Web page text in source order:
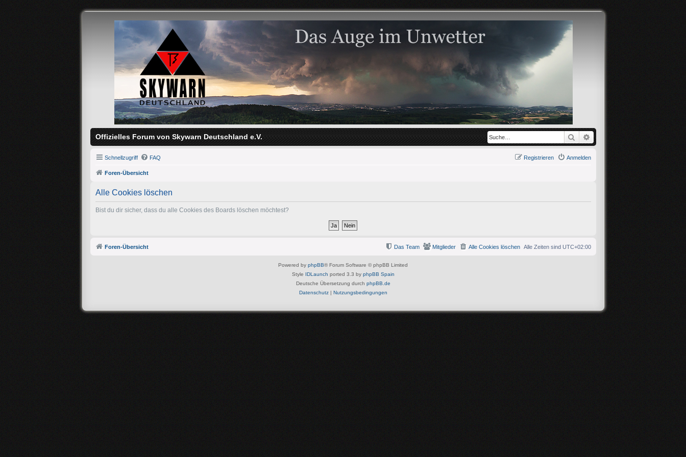
Offizielles Forum von Skywarn Deutschland e.V. Suche
Schnellzugriff FAQ Anmelden
Registrieren
Foren-Übersicht
Alle Cookies löschen
Bist du dir sicher, dass du alle Cookies des Boards löschen möchtest?
Foren-Übersicht Alle Zeiten sind UTC+02:00
Alle Cookies löschen
Mitglieder
Das Team
Powered by phpBB® Forum Software © phpBB Limited
Style IDLaunch ported 3.3 by phpBB Spain
Deutsche Übersetzung durch phpBB.de
Datenschutz| Nutzungsbedingungen